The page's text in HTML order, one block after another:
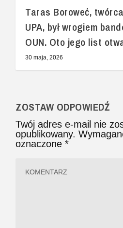
Taras Boroweć,
UPA, był wrogiem
OUN. Oto jego list
30 maja, 2026
ZOSTAW ODPOWIEDŹ
Twój adres e-mail nie
opublikowany.
oznaczone*